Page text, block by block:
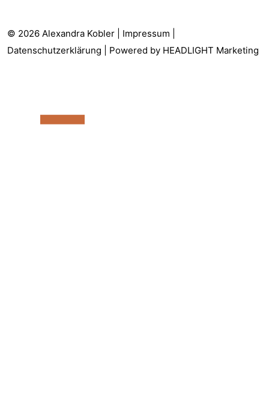
© 2026 Alexandra Kobler | Impressum
Datenschutzerklärung | Powered by HEADLIGHT Marketing